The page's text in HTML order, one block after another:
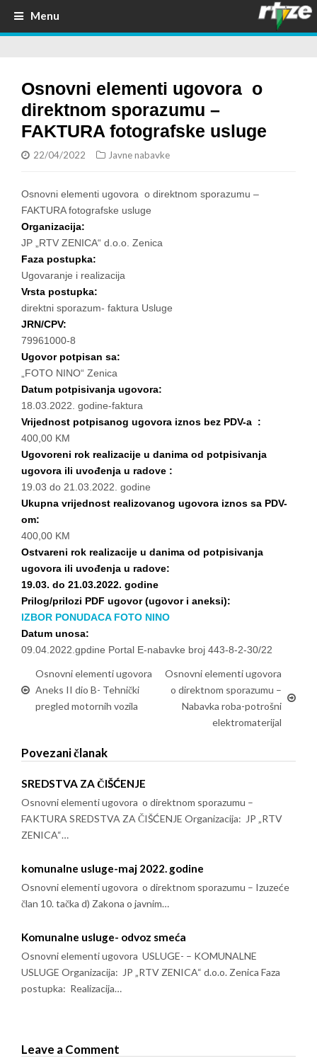
Menu
Osnovni elementi ugovora o
direktnom sporazumu –
FAKTURA fotografske usluge
22/04/2022 Javne nabavke
Osnovni elementi ugovora o direktnom sporazumu –
FAKTURA fotografske usluge
Organizacija:
JP „RTV ZENICA“ d.o.o. Zenica
Faza postupka:
Ugovaranje i realizacija
Vrsta postupka:
direktni sporazum- faktura Usluge
JRN/CPV:
79961000-8
Ugovor potpisan sa:
„FOTO NINO“ Zenica
Datum potpisivanja ugovora:
18.03.2022. godine-faktura
Vrijednost potpisanog ugovora iznos bez PDV-a :
400,00 KM
Ugovoreni rok realizacije u danima od potpisivanja
ugovora ili uvođenja u radove :
19.03 do 21.03.2022. godine
Ukupna vrijednost realizovanog ugovora iznos sa PDV-
om:
400,00 KM
Ostvareni rok realizacije u danima od potpisivanja
ugovora ili uvođenja u radove:
19.03. do 21.03.2022. godine
Prilog/prilozi PDF ugovor (ugovor i aneksi):
IZBOR PONUDACA FOTO NINO
Datum unosa:
09.04.2022.gpdine Portal E-nabavke broj 443-8-2-30/22
Osnovni elementi ugovora
Aneks II dio B- Tehnički
pregled motornih vozila
Osnovni elementi ugovora
o direktnom sporazumu –
Nabavka roba-potrošni
elektromaterijal
Povezani članak
SREDSTVA ZA ČIŠĆENJE
Osnovni elementi ugovora o direktnom sporazumu –
FAKTURA SREDSTVA ZA ČIŠĆENJE Organizacija: JP „RTV
ZENICA“…
komunalne usluge-maj 2022. godine
Osnovni elementi ugovora o direktnom sporazumu – Izuzeće
član 10. tačka d) Zakona o javnim…
Komunalne usluge- odvoz smeća
Osnovni elementi ugovora USLUGE- – KOMUNALNE
USLUGE Organizacija: JP „RTV ZENICA“ d.o.o. Zenica Faza
postupka: Realizacija…
Leave a Comment